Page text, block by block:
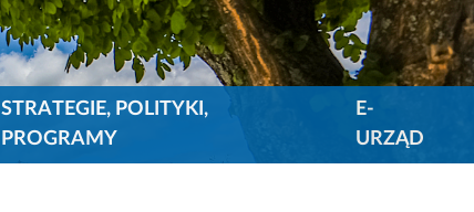
STRATEGIE, POLITYKI,
PROGRAMY
E-
URZĄD